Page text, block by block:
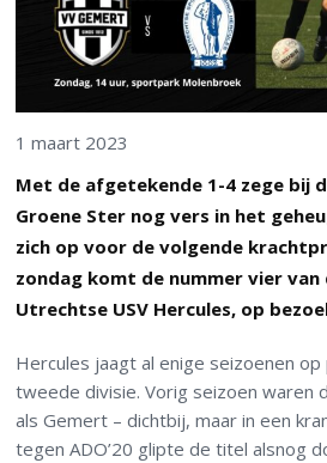
1 maart 2023
Met de afgetekende 1-4 zege bij
Groene Ster nog vers in het
zich op voor de volgende
zondag komt de nummer vier
Utrechtse USV Hercules, op
Hercules jaagt al enige seizoenen
tweede divisie.Vorig seizoen waren
als Gemert – dichtbij, maar in een
tegen ADO’20 glipte de titel alsnog